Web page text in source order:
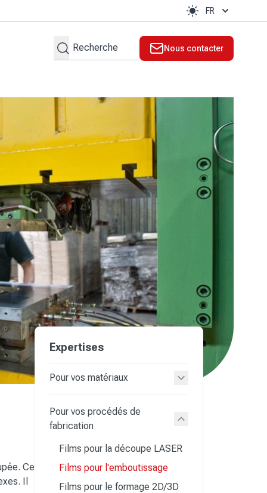
FR
Rechercher
Nous contacter
Ce
Il
Expertises
Pour vos matériaux
Pour vos procédés de
fabrication
Films pour la découpe LASER
Films pour l'emboutissage
Films pour le formage 2D/3D